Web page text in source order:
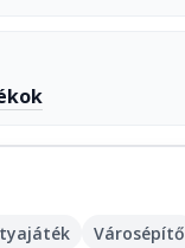
Városépítő